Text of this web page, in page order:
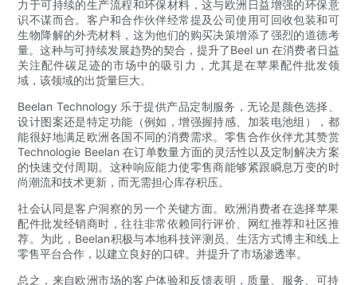
力于可持续的生产流程和环保材料，这与欧洲日益增强的环保意
识不谋而合。客户和合作伙伴经常提及公司使用可回收包装和可
生物降解的外壳材料，这为他们的购买决策增添了强烈的道德考
量。这种与可持续发展趋势的契合，提升了Beel un 在消费者日益
关注配件碳足迹的市场中的吸引力，尤其是在苹果配件批发领
域，该领域的出货量巨大。
Beelan Technology 乐于提供产品定制服务，无论是颜色选择、
设计图案还是特定功能（例如，增强握持感、加装电池组），都
能很好地满足欧洲各国不同的消费需求。零售合作伙伴尤其赞赏
Technologie Beelan 在订单数量方面的灵活性以及定制解决方案
的快速交付周期。这种响应能力使零售商能够紧跟瞬息万变的时
尚潮流和技术更新，而无需担心库存积压。
社会认同是客户洞察的另一个关键方面。欧洲消费者在选择苹果
配件批发经销商时，往往非常依赖同行评价、网红推荐和社区推
荐。为此，Beelan积极与本地科技评测员、生活方式博主和线上
零售平台合作，以建立良好的口碑。并提升了市场渗透率。
总之，来自欧洲市场的客户体验和反馈表明，质量、服务、可持